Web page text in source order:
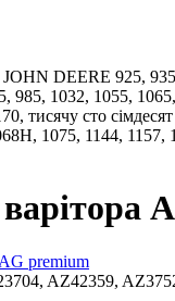
DEERE 925,
985, 1032, 1055,
тисячу сто
1075, 1144, 1157,
premium
AZ42359,